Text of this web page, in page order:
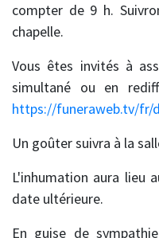
compter de 9 h.
chapelle.
Vous êtes invités à
simultané ou en
https://funeraweb.tv/fr/
Un goûter suivra à la
L'inhumation aura lieu
date ultérieure.
En guise de